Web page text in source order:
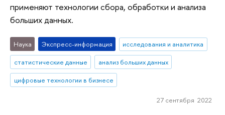
применяют технологии сбора, обработки и анализа
больших данных.
Наука Экспресс-информация
исследования и аналитика
статистические данные
анализ больших данных
цифровые технологии в бизнесе
27 сентября 2022